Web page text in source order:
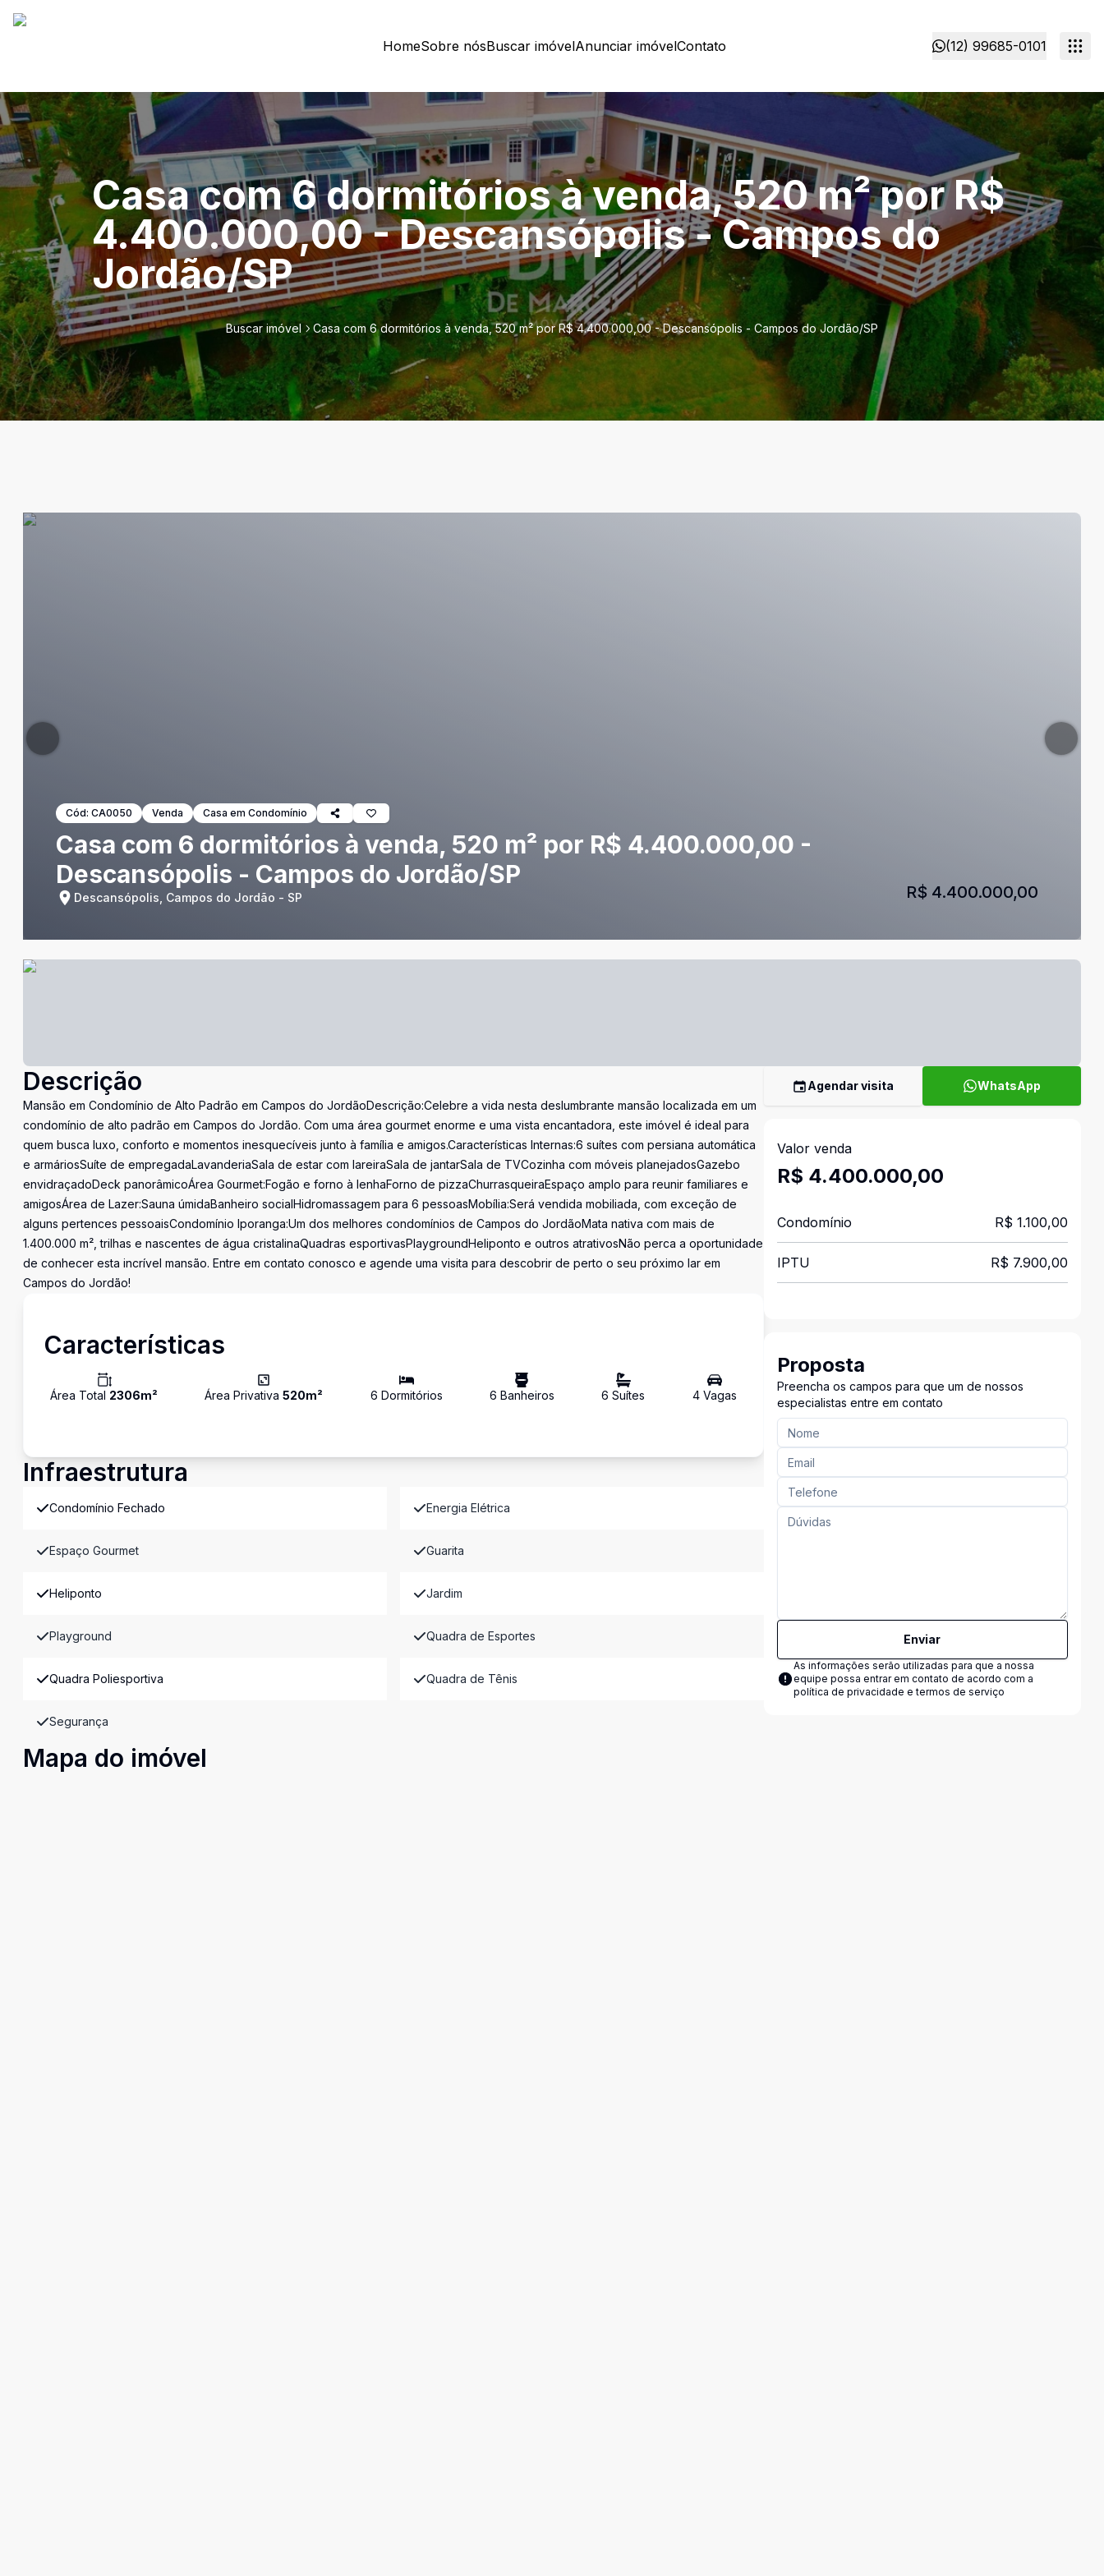
HomeSobre nósBuscar imóvelAnunciar imóvelContato (12) 99685-0101
Casa com 6 dormitórios à venda, 520 m² por R$
4.400.000,00 - Descansópolis - Campos do
Jordão/SP
Buscar imóvel Casa com 6 dormitórios à venda, 520 m² por R$ 4.400.000,00 - Descansópolis - Campos do Jordão/SP
Cód: CA0050 Venda Casa em Condomínio
Casa com 6 dormitórios à venda, 520 m² por R$ 4.400.000,00 -
Descansópolis - Campos do Jordão/SP
Descansópolis, Campos do Jordão - SP R$ 4.400.000,00
Descrição
Mansão em Condomínio de Alto Padrão em Campos do JordãoDescrição:Celebre a vida nesta deslumbrante mansão localizada em um
condomínio de alto padrão em Campos do Jordão. Com uma área gourmet enorme e uma vista encantadora, este imóvel é ideal para
quem busca luxo, conforto e momentos inesquecíveis junto à família e amigos.Características Internas:6 suítes com persiana automática
e armáriosSuíte de empregadaLavanderiaSala de estar com lareiraSala de jantarSala de TVCozinha com móveis planejadosGazebo
envidraçadoDeck panorâmicoÁrea Gourmet:Fogão e forno à lenhaForno de pizzaChurrasqueiraEspaço amplo para reunir familiares e
amigosÁrea de Lazer:Sauna úmidaBanheiro socialHidromassagem para 6 pessoasMobília:Será vendida mobiliada, com exceção de
alguns pertences pessoaisCondomínio Iporanga:Um dos melhores condomínios de Campos do JordãoMata nativa com mais de
1.400.000 m², trilhas e nascentes de água cristalinaQuadras esportivasPlaygroundHeliponto e outros atrativosNão perca a oportunidade
de conhecer esta incrível mansão. Entre em contato conosco e agende uma visita para descobrir de perto o seu próximo lar em
Campos do Jordão!
Características
Área Total 2306m² Área Privativa520m² 6 Dormitórios 6 Banheiros 6 Suítes 4Vagas
Infraestrutura
Condomínio Fechado Energia Elétrica
Espaço Gourmet Guarita
Heliponto Jardim
Playground Quadra de Esportes
Quadra Poliesportiva Quadra de Tênis
Segurança
Mapa do imóvel
Agendar visita WhatsApp
Valor venda
R$ 4.400.000,00
Condomínio R$ 1.100,00
IPTU R$ 7.900,00
Proposta
Preencha os campos para que um de nossos
especialistas entre em contato
Enviar
As informações serão utilizadas para que a nossa
equipe possa entrar em contato de acordo com a
política de privacidade e termos de serviço